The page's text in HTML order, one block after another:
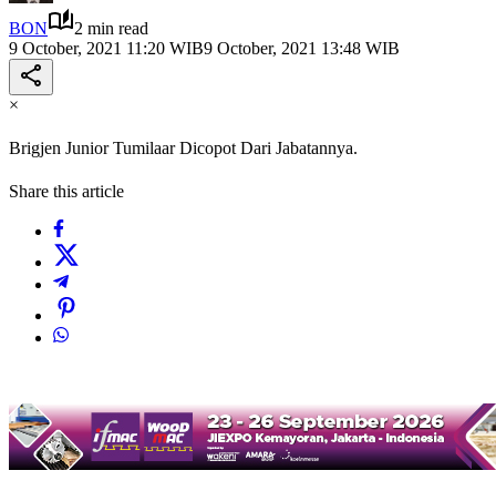
BON
2 min read
9 October, 2021 11:20 WIB9 October, 2021 13:48 WIB
×
Brigjen Junior Tumilaar Dicopot Dari Jabatannya.
Share this article